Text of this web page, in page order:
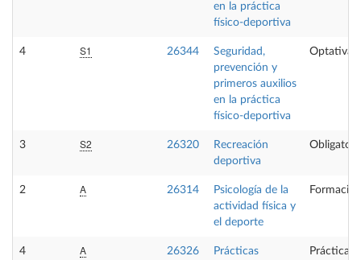
en la práctica
físico-deportiva
4 S1 26344
Seguridad,
prevención y
primeros auxilios
en la práctica
físico-deportiva
Optativa
3 S2 26320
Recreación
deportiva
2 A 26314
Psicología de la
actividad física y
el deporte
4 A 26326
Prácticas
Prácticas